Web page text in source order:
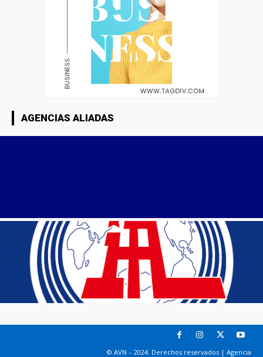
AGENCIAS ALIADAS
© AVN – 2024. Derechos reservados | Agencia